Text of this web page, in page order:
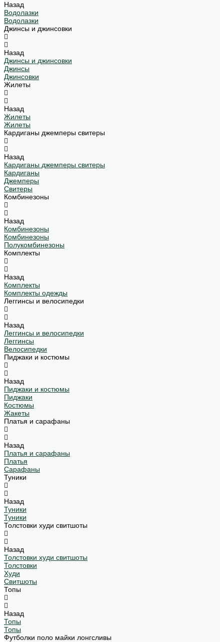
Назад
Водолазки
Водолазки
Джинсы и джинсовки
Назад
Джинсы и джинсовки
Джинсы
Джинсовки
Жилеты
Назад
Жилеты
Жилеты
Кардиганы джемперы свитеры
Назад
Кардиганы джемперы свитеры
Кардиганы
Джемперы
Свитеры
Комбинезоны
Назад
Комбинезоны
Комбинезоны
Полукомбинезоны
Комплекты
Назад
Комплекты
Комплекты одежды
Леггинсы и велосипедки
Назад
Леггинсы и велосипедки
Леггинсы
Велосипедки
Пиджаки и костюмы
Назад
Пиджаки и костюмы
Пиджаки
Костюмы
Жакеты
Платья и сарафаны
Назад
Платья и сарафаны
Платья
Сарафаны
Туники
Назад
Туники
Туники
Толстовки худи свитшоты
Назад
Толстовки худи свитшоты
Толстовки
Худи
Свитшоты
Топы
Назад
Топы
Топы
Футболки поло майки лонгсливы